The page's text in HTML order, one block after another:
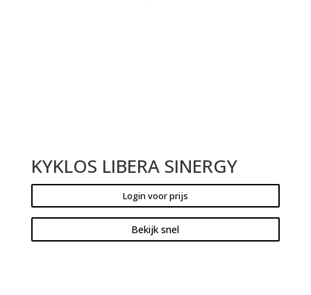
KYKLOS LIBERA SINERGY
Login voor prijs
Bekijk snel